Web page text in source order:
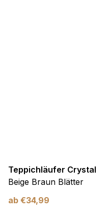
Teppichläufer Crystal
Beige Braun Blätter
ab €34,99